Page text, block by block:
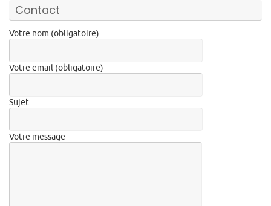
Contact
Votre nom (obligatoire)
Votre email (obligatoire)
Sujet
Votre message